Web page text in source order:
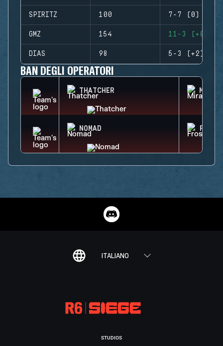
SPIRITZ 100 7-7 (0)
GMZ 154 11-3 (+8)
DIAS 98 5-3 (+2)
BAN DEGLI OPERATORI
THATCHER MIRA
NOMAD FROST
ITALIANO
STUDIOS